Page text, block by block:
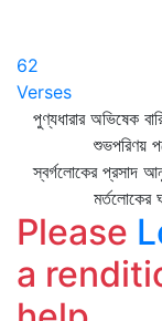
ক্ষুদ্র আশার
দিক
62
Verses
পুণ্যধারার অভিষেক
শুভপরিণয়
স্বর্গলোকের প্রসাদ
মর্তলোকের
Please
a